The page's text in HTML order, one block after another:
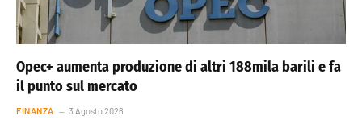
Opec+ aumenta produzione di altri 188mila barili e fa
il punto sul mercato
FINANZA 3 Agosto 2026